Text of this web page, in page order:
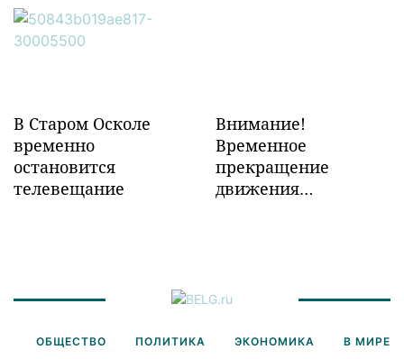
инфраструктуры в
Забайкалье
В Старом Осколе
временно
остановится
телевещание
Внимание!
Временное
прекращение
движения
ОБЩЕСТВО ПОЛИТИКА ЭКОНОМИКА В МИРЕ